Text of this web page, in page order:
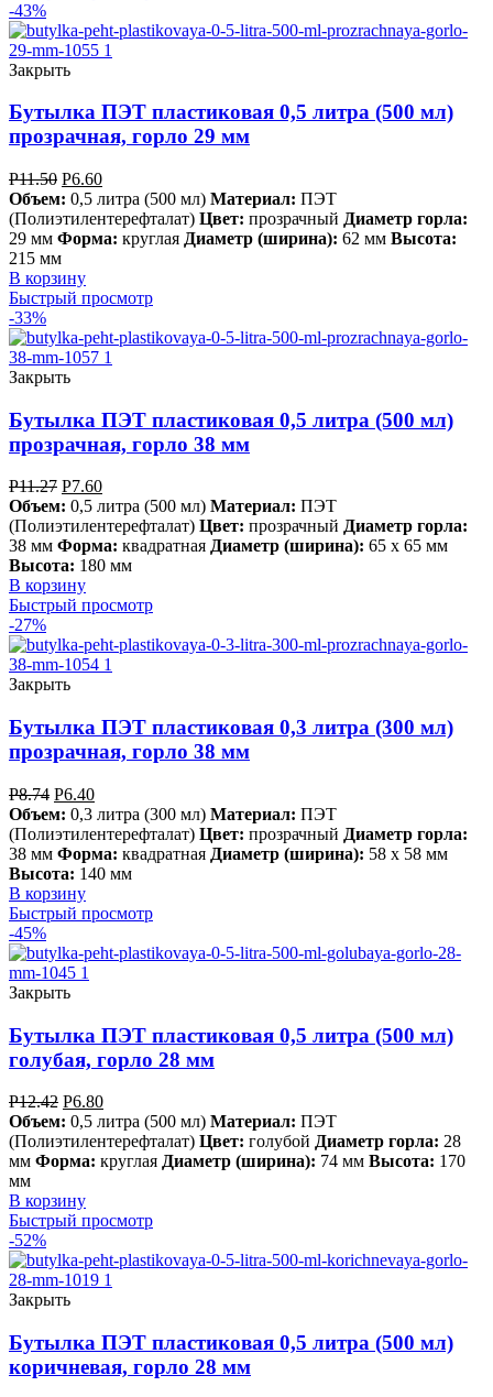
-43%
Закрыть
Бутылка ПЭТ пластиковая 0,5 литра (500 мл)
прозрачная, горло 29 мм
Р11.50 Р6.60
Объем: 0,5 литра (500 мл) Материал: ПЭТ
(Полиэтилентерефталат) Цвет: прозрачный Диаметр горла:
29 мм Форма: круглая Диаметр (ширина): 62 мм Высота:
215 мм
В корзину
Быстрый просмотр
-33%
Закрыть
Бутылка ПЭТ пластиковая 0,5 литра (500 мл)
прозрачная, горло 38 мм
Р11.27 Р7.60
Объем: 0,5 литра (500 мл) Материал: ПЭТ
(Полиэтилентерефталат) Цвет: прозрачный Диаметр горла:
38 мм Форма: квадратная Диаметр (ширина): 65 х 65 мм
Высота: 180 мм
В корзину
Быстрый просмотр
-27%
Закрыть
Бутылка ПЭТ пластиковая 0,3 литра (300 мл)
прозрачная, горло 38 мм
Р8.74 Р6.40
Объем: 0,3 литра (300 мл) Материал: ПЭТ
(Полиэтилентерефталат) Цвет: прозрачный Диаметр горла:
38 мм Форма: квадратная Диаметр (ширина): 58 х 58 мм
Высота: 140 мм
В корзину
Быстрый просмотр
-45%
Закрыть
Бутылка ПЭТ пластиковая 0,5 литра (500 мл)
голубая, горло 28 мм
Р12.42 Р6.80
Объем: 0,5 литра (500 мл) Материал: ПЭТ
(Полиэтилентерефталат) Цвет: голубой Диаметр горла: 28
мм Форма: круглая Диаметр (ширина): 74 мм Высота: 170
мм
В корзину
Быстрый просмотр
-52%
Закрыть
Бутылка ПЭТ пластиковая 0,5 литра (500 мл)
коричневая, горло 28 мм